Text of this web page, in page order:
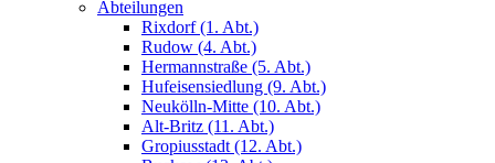
Abteilungen
Rixdorf (1. Abt.)
Rudow (4. Abt.)
Hermannstraße (5. Abt.)
Hufeisensiedlung (9. Abt.)
Neukölln-Mitte (10. Abt.)
Alt-Britz (11. Abt.)
Gropiusstadt (12. Abt.)